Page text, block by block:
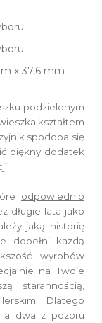
x 37,6 mm
podzielonym
kształtem
spodoba się
piękny dodatek
odpowiednio
długie lata jako
jaką historię
dopełni każdą
wyrobów
na Twoje
starannością,
Dlatego
a dwa z pozoru